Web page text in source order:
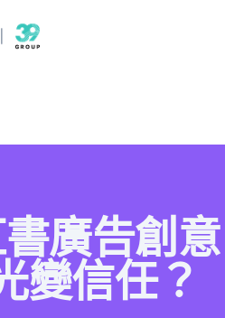
廣告創
變信任？